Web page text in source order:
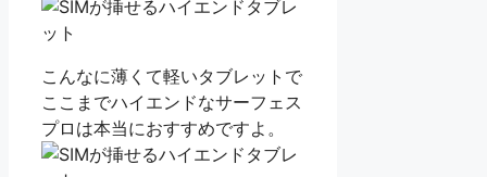
こんなに薄くて軽いタブレットで
ここまでハイエンドなサーフェス
プロは本当におすすめですよ。